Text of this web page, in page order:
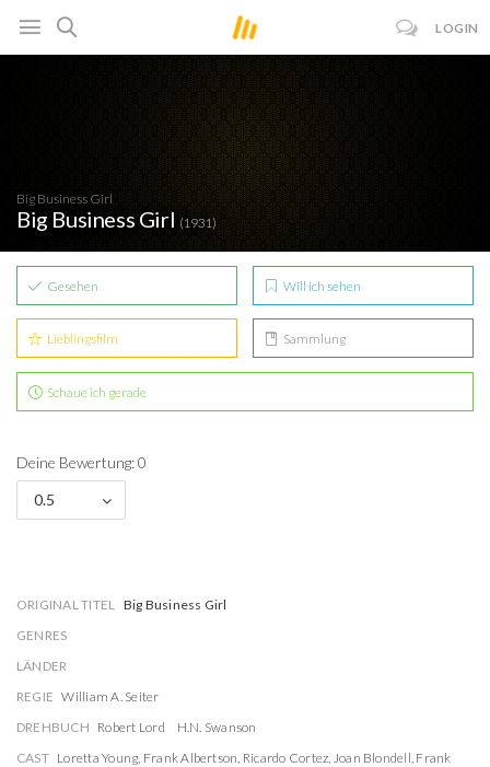
LOGIN
Big Business Girl
Big Business Girl (1931)
Gesehen Will ich sehen
Lieblingsfilm Sammlung
Schaue ich gerade
Deine Bewertung: 0
0.5
ORIGINAL TITEL Big Business Girl
GENRES
LÄNDER
REGIE William A. Seiter
DREHBUCH Robert Lord
H.N. Swanson
CAST Loretta Young, Frank Albertson, Ricardo Cortez, Joan Blondell, Frank